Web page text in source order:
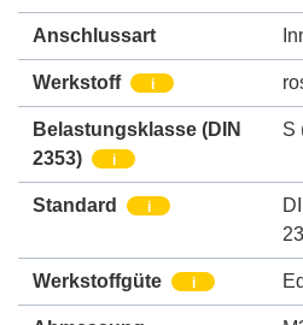
Anschlussart
Werkstoff i
Belastungsklasse (DIN
2353)
i
S
Standard i
Werkstoffgüte i